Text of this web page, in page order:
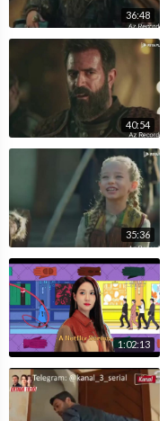
36:48
40:54
35:36
1:02:13